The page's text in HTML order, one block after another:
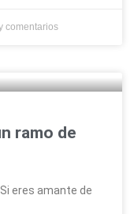
comentarios
ramo de
eres amante de